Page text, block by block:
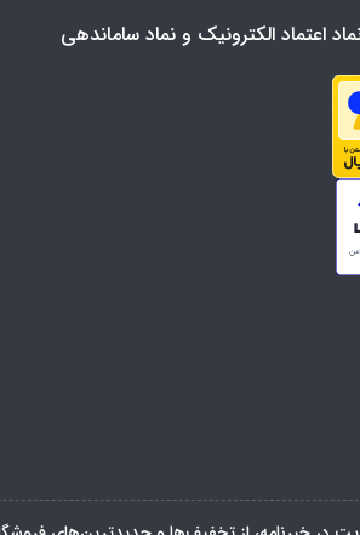
اعتماد الکترونیک و نماد ساماندهی